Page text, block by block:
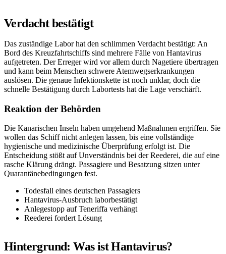
Verdacht bestätigt
Das zuständige Labor hat den schlimmen Verdacht bestätigt: An
Bord des Kreuzfahrtschiffs sind mehrere Fälle von Hantavirus
aufgetreten. Der Erreger wird vor allem durch Nagetiere übertragen
und kann beim Menschen schwere Atemwegserkrankungen
auslösen. Die genaue Infektionskette ist noch unklar, doch die
schnelle Bestätigung durch Labortests hat die Lage verschärft.
Reaktion der Behörden
Die Kanarischen Inseln haben umgehend Maßnahmen ergriffen. Sie
wollen das Schiff nicht anlegen lassen, bis eine vollständige
hygienische und medizinische Überprüfung erfolgt ist. Die
Entscheidung stößt auf Unverständnis bei der Reederei, die auf eine
rasche Klärung drängt. Passagiere und Besatzung sitzen unter
Quarantänebedingungen fest.
Todesfall eines deutschen Passagiers
Hantavirus-Ausbruch laborbestätigt
Anlegestopp auf Teneriffa verhängt
Reederei fordert Lösung
Hintergrund: Was ist Hantavirus?